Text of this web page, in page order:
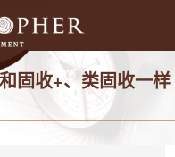
固收+、类固收一样